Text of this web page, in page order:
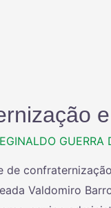
GUERRA
de
Valdomiro